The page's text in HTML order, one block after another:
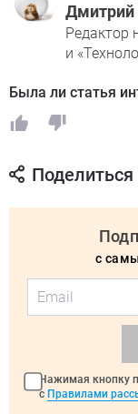
Дмитрий
Редактор
и
Была ли статья
Поделиться
с
Нажимая кнопку
с Правилами